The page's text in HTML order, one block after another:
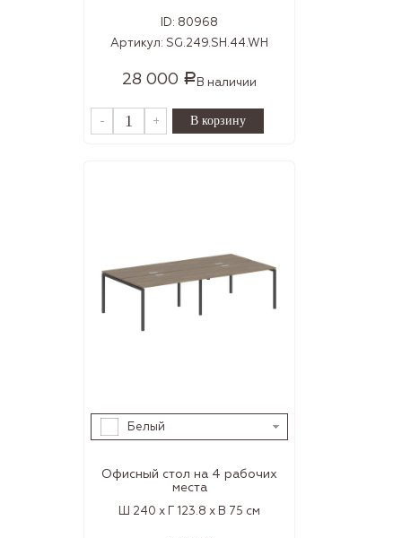
ID: 80968
Артикул: SG.249.SH.44.WH
28 000 РВ наличии
- +
Белый
Офисный стол на 4 рабочих
места
Ш 240 x Г 123.8 x В 75 см